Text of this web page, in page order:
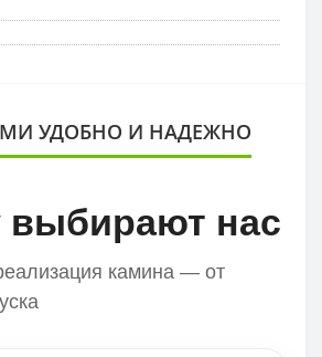
УДОБНО И НАДЕЖНО
выбирают нас
камина — от